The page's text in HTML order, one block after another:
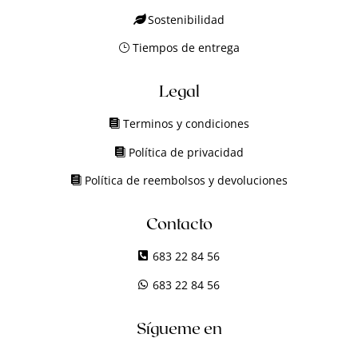
Sostenibilidad
Tiempos de entrega
Legal
Terminos y condiciones
Política de privacidad
Política de reembolsos y devoluciones
Contacto
683 22 84 56
683 22 84 56
Sígueme en